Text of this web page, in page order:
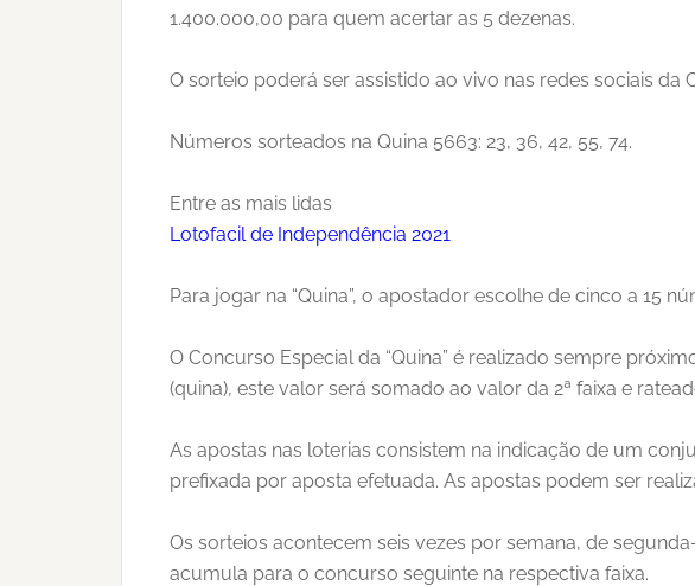
1.400.000,00 para quem acertar as 5 dezenas.
O sorteio poderá ser assistido ao vivo nas redes sociais da
Números sorteados na Quina 5663: 23, 36, 42, 55, 74.
Entre as mais lidas
Lotofacil de Independência 2021
Para jogar na “Quina”, o apostador escolhe de cinco a 15
O Concurso Especial da “Quina” é realizado sempre
(quina), este valor será somado ao valor da 2ª faixa e
As apostas nas loterias consistem na indicação de um
prefixada por aposta efetuada. As apostas podem ser
Os sorteios acontecem seis vezes por semana, de
acumula para o concurso seguinte na respectiva faixa.